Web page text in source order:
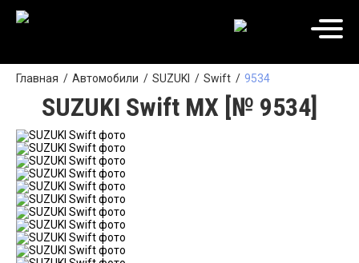
Главная Автомобили SUZUKI Swift 9534
SUZUKI Swift MX [№ 9534]